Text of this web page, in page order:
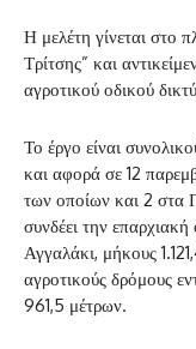
Η μελέτη γίνεται στο
Τρίτσης” και
αγροτικού οδικού
Το έργο είναι
και αφορά σε 12
των οποίων και 2 στα
συνδέει την
Αγγαλάκι, μήκους
αγροτικούς δρόμους
961,5 μέτρων.